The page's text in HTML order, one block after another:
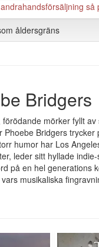
åldersgräns
Bridgers
förödande mörker fyllt
Phoebe Bridgers
humor har Los
leder sitt hyllade
på en hel generations
musikaliska